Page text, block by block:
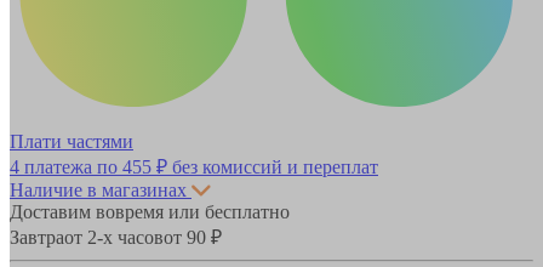
Плати частями
4 платежа по 455 ₽ без комиссий и переплат
Наличие в магазинах
Доставим вовремя или бесплатно
Завтраот 2-х часовот 90 ₽